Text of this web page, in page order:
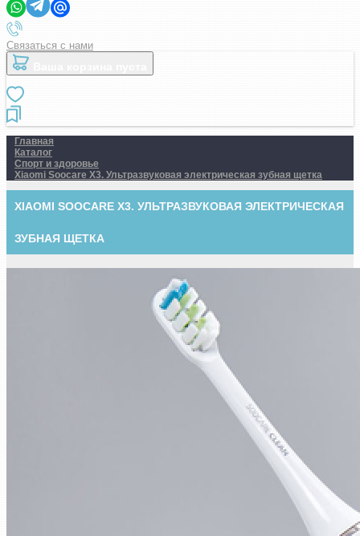
Связаться с нами
Главная
Каталог
Спорт и здоровье
Xiaomi Soocare X3. Ультразвуковая электрическая зубная щетка
XIAOMI SOOCARE X3. УЛЬТРАЗВУКОВАЯ ЭЛЕКТРИЧЕСКАЯ
ЗУБНАЯ ЩЕТКА